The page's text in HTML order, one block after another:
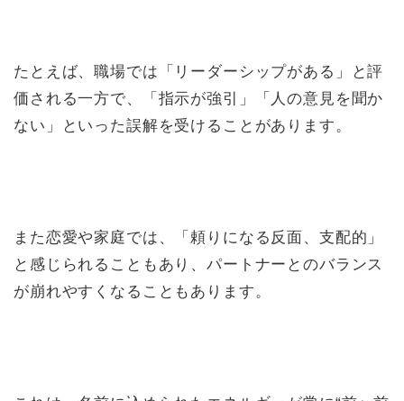
たとえば、職場では「リーダーシップがある」と評
価される一方で、「指示が強引」「人の意見を聞か
ない」といった誤解を受けることがあります。
また恋愛や家庭では、「頼りになる反面、支配的」
と感じられることもあり、パートナーとのバランス
が崩れやすくなることもあります。